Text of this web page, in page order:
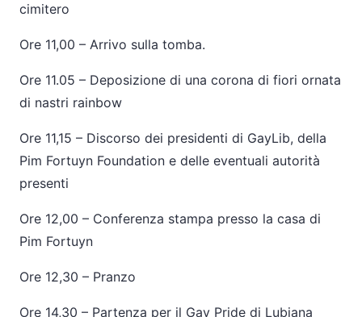
cimitero
Ore 11,00 – Arrivo sulla tomba.
Ore 11.05 – Deposizione di una corona di fiori ornata
di nastri rainbow
Ore 11,15 – Discorso dei presidenti di GayLib, della
Pim Fortuyn Foundation e delle eventuali autorità
presenti
Ore 12,00 – Conferenza stampa presso la casa di
Pim Fortuyn
Ore 12,30 – Pranzo
Ore 14,30 – Partenza per il Gay Pride di Lubiana